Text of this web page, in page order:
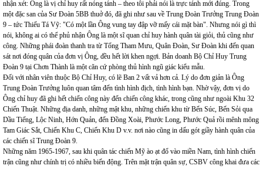
nhận xét: Ông là vị chỉ huy rất nóng tánh – theo tôi phải nói là trực tánh mới đúng. Trong
một đặc san của Sư Đoàn 5BB thuở đó, đã ghi như sau về Trung Đoàn Trưởng Trung Đoàn
9 – tức Thiếu Tá Vỹ: "Có một lần Ông vung tay đập vỡ mấy cái mặt bàn". Nhưng nói gì thì
nói, không ai có thể phủ nhận Ông là một sĩ quan chỉ huy hành quân tài giỏi, thủ cũng như
công. Những phái đoàn thanh tra từ Tổng Tham Mưu, Quân Đoàn, Sư Đoàn khi đến quan
sát nơi đóng quân của đơn vị Ông, đều hết lời khen ngợi. Bản doanh Bộ Chỉ Huy Trung
Đoàn 9 tại Chơn Thành là một căn cứ phòng thủ hình ngũ giác kiểu mẫu.
Đối với nhân viên thuộc Bộ Chỉ Huy, có lẽ Ban 2 vất vả hơn cả. Lý do đơn giản là Ông
Trung Đoàn Trưởng luôn quan tâm đến tình hình địch, tình hình bạn. Nhờ vậy, đơn vị do
Ông chỉ huy đã ghi hết chiến công này đến chiến công khác, trong cũng như ngoài Khu 32
Chiến Thuật. Những địa danh, những mật khu, những chiến khu từ Bến Súc, Bến Sỏi qua
Dầu Tiếng, Lộc Ninh, Hớn Quản, đến Đồng Xoài, Phước Long, Phước Quả rồi mênh mông
Tam Giác Sắt, Chiến Khu C, Chiến Khu D v.v. nơi nào cũng in dấu gót giầy hành quân của
các chiến sĩ Trung Đoàn 9.
Những năm 1965-1967, sau khi quân tác chiến Mỹ ào ạt đổ vào miền Nam, tình hình chiến
trận cũng như chính trị có nhiều biến động. Trên mặt trận quân sự, CSBV công khai đưa các